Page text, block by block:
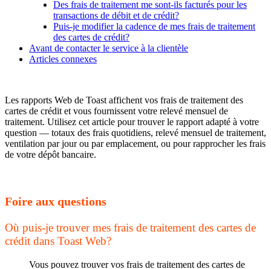
Des frais de traitement me sont-ils facturés pour les
transactions de débit et de crédit?
Puis-je modifier la cadence de mes frais de traitement
des cartes de crédit?
Avant de contacter le service à la clientèle
Articles connexes
Les rapports Web de Toast affichent vos frais de traitement des
cartes de crédit et vous fournissent votre relevé mensuel de
traitement. Utilisez cet article pour trouver le rapport adapté à votre
question — totaux des frais quotidiens, relevé mensuel de traitement,
ventilation par jour ou par emplacement, ou pour rapprocher les frais
de votre dépôt bancaire.
Foire aux questions
Où puis-je trouver mes frais de traitement des cartes de
crédit dans Toast Web?
Vous pouvez trouver vos frais de traitement des cartes de